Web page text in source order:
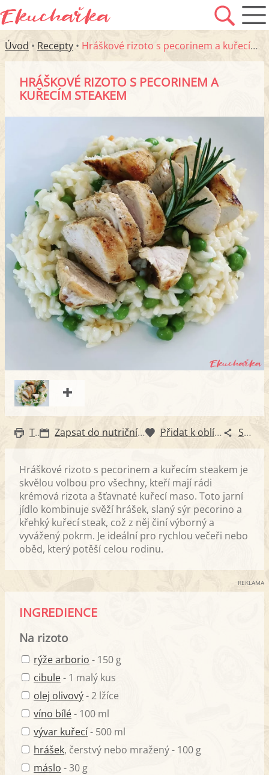
Úvod • Recepty • Hráškové rizoto s pecorinem a kuřecím steakem
HRÁŠKOVÉ RIZOTO S PECORINEM A
KUŘECÍM STEAKEM
Tisk Zapsat do nutričního diáře Přidat k oblíbeným Sdílet
Hráškové rizoto s pecorinem a kuřecím steakem je
skvělou volbou pro všechny, kteří mají rádi
krémová rizota a šťavnaté kuřecí maso. Toto jarní
jídlo kombinuje svěží hrášek, slaný sýr pecorino a
křehký kuřecí steak, což z něj činí výborný a
vyvážený pokrm. Je ideální pro rychlou večeři nebo
oběd, který potěší celou rodinu.
REKLAMA
INGREDIENCE
Na rizoto
rýže arborio - 150 g
cibule- 1 malý kus
olej olivový- 2 lžíce
víno bílé- 100 ml
vývar kuřecí- 500 ml
hrášek, čerstvý nebo mražený - 100 g
máslo - 30 g